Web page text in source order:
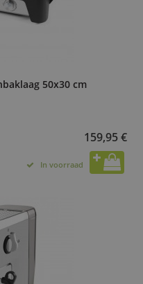
50x30 cm
159,95 €
In voorraad